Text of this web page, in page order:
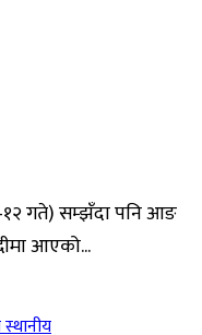
गते) सम्झँदा पनि आङ
आएको...